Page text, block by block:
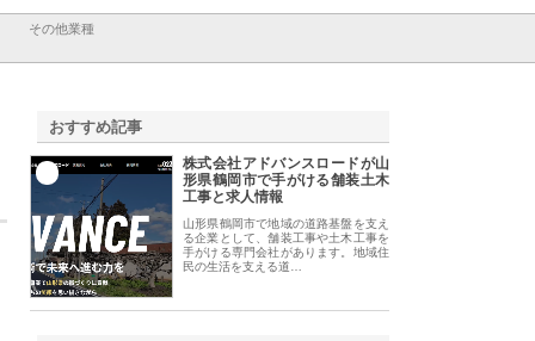
その他業種
おすすめ記事
株式会社アドバンスロードが山
形県鶴岡市で手がける舗装土木
工事と求人情報
山形県鶴岡市で地域の道路基盤を支え
る企業として、舗装工事や土木工事を
手がける専門会社があります。地域住
民の生活を支える道…